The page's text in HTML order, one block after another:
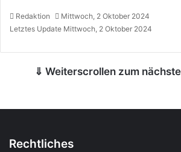
Redaktion
Mittwoch, 2 Oktober 2024
Letztes Update Mittwoch, 2 Oktober 2024
⇓ Weiterscrollen zum
Rechtliches